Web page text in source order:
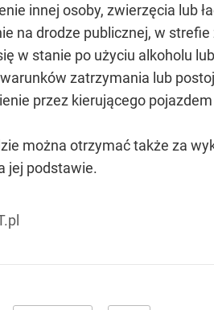
innej osoby, zwierzęcia lub
na drodze publicznej, w
w stanie po użyciu alkoholu
zatrzymania lub
przez kierującego
można otrzymać także za
jej podstawie.